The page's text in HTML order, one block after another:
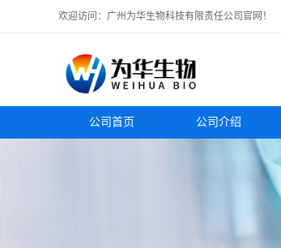
欢迎访问：广州为华生物科技有限责任公司官网！
公司首页 公司介绍